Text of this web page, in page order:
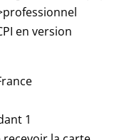
en version
1